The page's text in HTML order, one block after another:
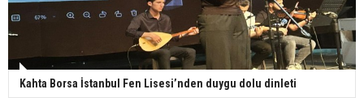
Kahta Borsa İstanbul Fen Lisesi’nden duygu dolu dinleti